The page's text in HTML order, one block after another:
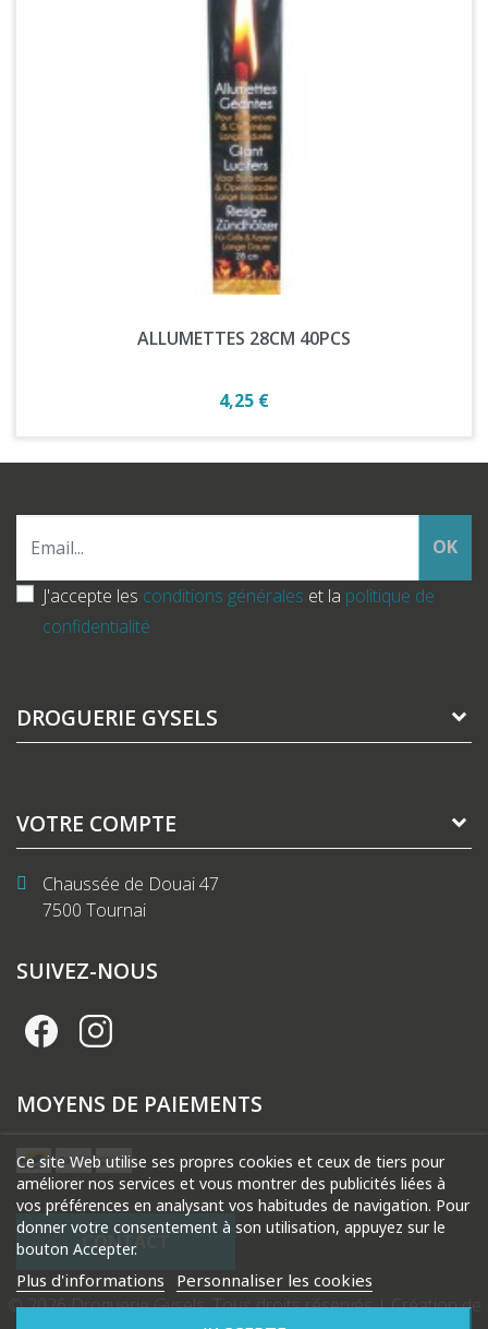
ALLUMETTES 28CM 40PCS
Prix
4,25 €
OK
J'accepte les conditions générales et la politique de
confidentialité
DROGUERIE GYSELS
VOTRE COMPTE
Chaussée de Douai 47
7500 Tournai
Ce site Web utilise ses propres cookies et ceux de tiers pour
améliorer nos services et vous montrer des publicités liées à
vos préférences en analysant vos habitudes de navigation. Pour
donner votre consentement à son utilisation, appuyez sur le
bouton Accepter.
Plus d'informations Personnaliser les cookies
SUIVEZ-NOUS
MOYENS DE PAIEMENTS
CONTACT
© 2026 Droguerie Gysels. Tous droits réservés |Création de